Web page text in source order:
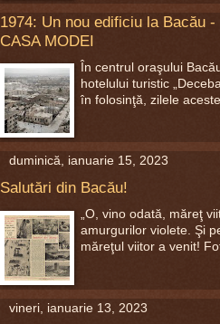
1974: Un nou edificiu la Bacău -
CASA MODEI
În centrul oraşului
hotelului turistic
în folosinţă, zilele
duminică, ianuarie 15, 2023
Salutări din Bacău!
„O, vino odată, măreţ
amurgurilor violete. Şi
măreţul viitor a venit!
vineri, ianuarie 13, 2023